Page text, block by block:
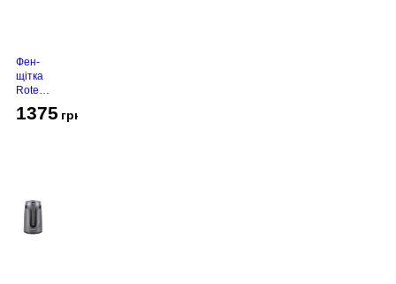
Фен-
щітка
Rotex
490-T
1375 грн